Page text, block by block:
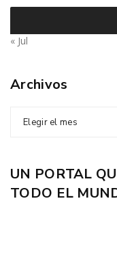
« Jul
Archivos
Elegir el mes
UN PORTAL
TODO EL